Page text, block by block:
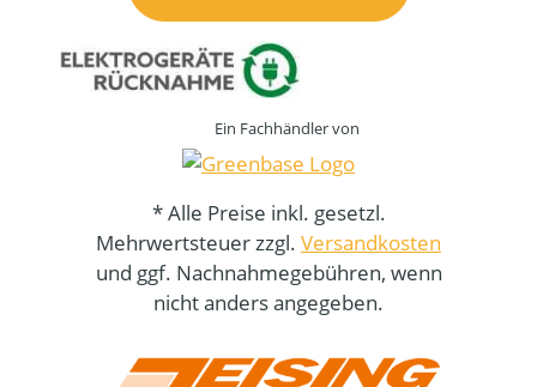
Ein Fachhändler von
* Alle Preise inkl. gesetzl.
Mehrwertsteuer zzgl. Versandkosten
und ggf. Nachnahmegebühren, wenn
nicht anders angegeben.